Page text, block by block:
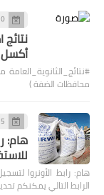
30
أكسل
محافظات الضفة )
15
هام:
هام: رابط الأونروا
الرابط التالي يمكنكم